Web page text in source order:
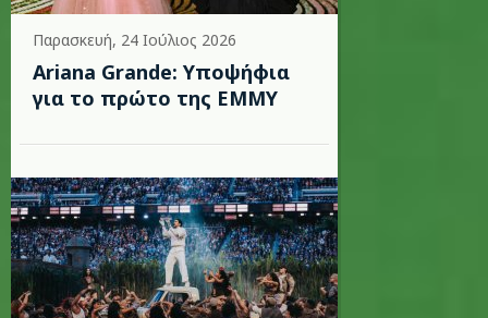
Παρασκευή, 24 Ιούλιος 2026
Ariana Grande: Υποψήφια
για το πρώτο της EMMY